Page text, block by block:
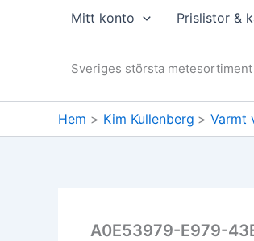
Mitt konto Prislistor &
Sveriges största metesortiment
Hem Kim Kullenberg Varmt
A0E53979-E979-